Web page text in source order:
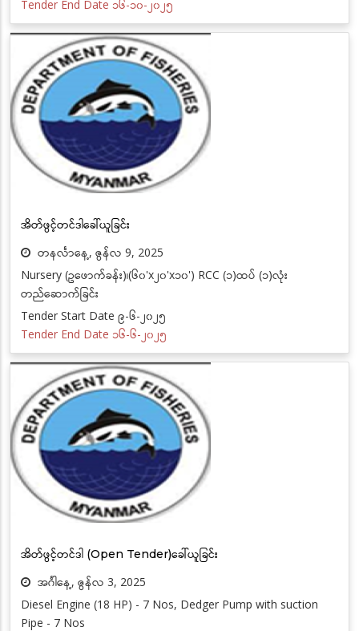
Tender End Date ၁၆-၁၀-၂၀၂၅
အိတ်ဖွင့်တင်ဒါခေါ်ယူခြင်း
တနင်္လာနေ့, ဇွန်လ 9, 2025
Nursery (ဥဖောက်ခန်း)၊(၆၀'x၂၀'x၁၀') RCC (၁)ထပ် (၁)လုံး
တည်ဆောက်ခြင်း
Tender Start Date ၉-၆-၂၀၂၅
Tender End Date ၁၆-၆-၂၀၂၅
အိတ်ဖွင့်တင်ဒါ (Open Tender)ခေါ်ယူခြင်း
အင်္ဂါနေ့, ဇွန်လ 3, 2025
Diesel Engine (18 HP) - 7 Nos, Dedger Pump with suction
Pipe - 7 Nos